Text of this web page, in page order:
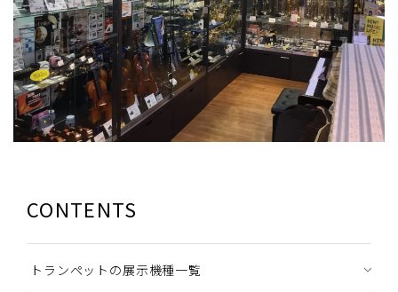
CONTENTS
トランペットの展示機種一覧